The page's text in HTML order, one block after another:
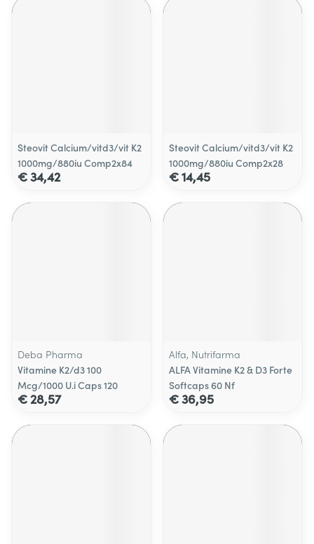
Steovit Calcium/vitd3/vit K2
1000mg/880iu Comp2x84
€ 34,42
Steovit Calcium/vitd3/vit K2
1000mg/880iu Comp2x28
€ 14,45
Deba Pharma
Vitamine K2/d3 100
Mcg/1000 U.i Caps 120
€ 28,57
Alfa, Nutrifarma
ALFA Vitamine K2 & D3 Forte
Softcaps 60 Nf
€ 36,95